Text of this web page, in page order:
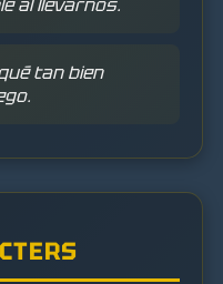
al llevarnos.
tan bien